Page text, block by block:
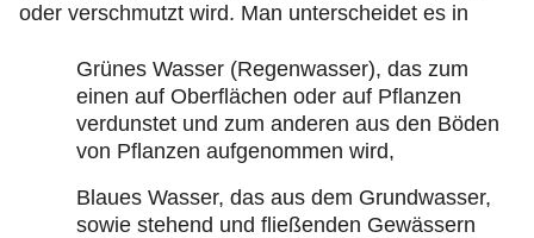
oder verschmutzt wird. Man unterscheidet es in
Grünes Wasser (Regenwasser), das zum
einen auf Oberflächen oder auf Pflanzen
verdunstet und zum anderen aus den Böden
von Pflanzen aufgenommen wird,
Blaues Wasser, das aus dem Grundwasser,
sowie stehend und fließenden Gewässern